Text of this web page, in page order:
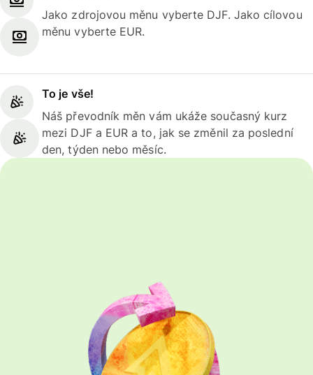
Jako zdrojovou měnu vyberte DJF. Jako cílovou
měnu vyberte EUR.
To je vše!
Náš převodník měn vám ukáže současný kurz
mezi DJF a EUR a to, jak se změnil za poslední
den, týden nebo měsíc.